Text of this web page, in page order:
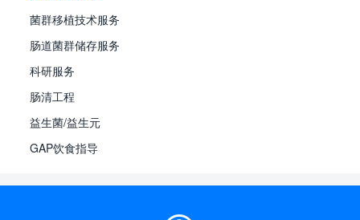
菌群移植技术服务
肠道菌群储存服务
科研服务
肠清工程
益生菌/益生元
GAP饮食指导